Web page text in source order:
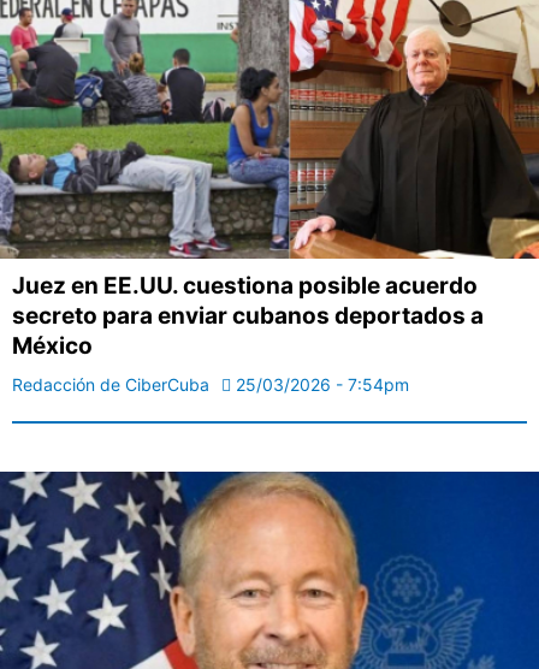
Juez en EE.UU. cuestiona posible acuerdo
secreto para enviar cubanos deportados a
México
Redacción de CiberCuba 25/03/2026 - 7:54pm